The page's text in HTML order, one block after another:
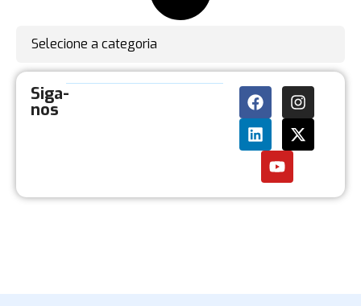
Selecione a categoria
Siga-
nos